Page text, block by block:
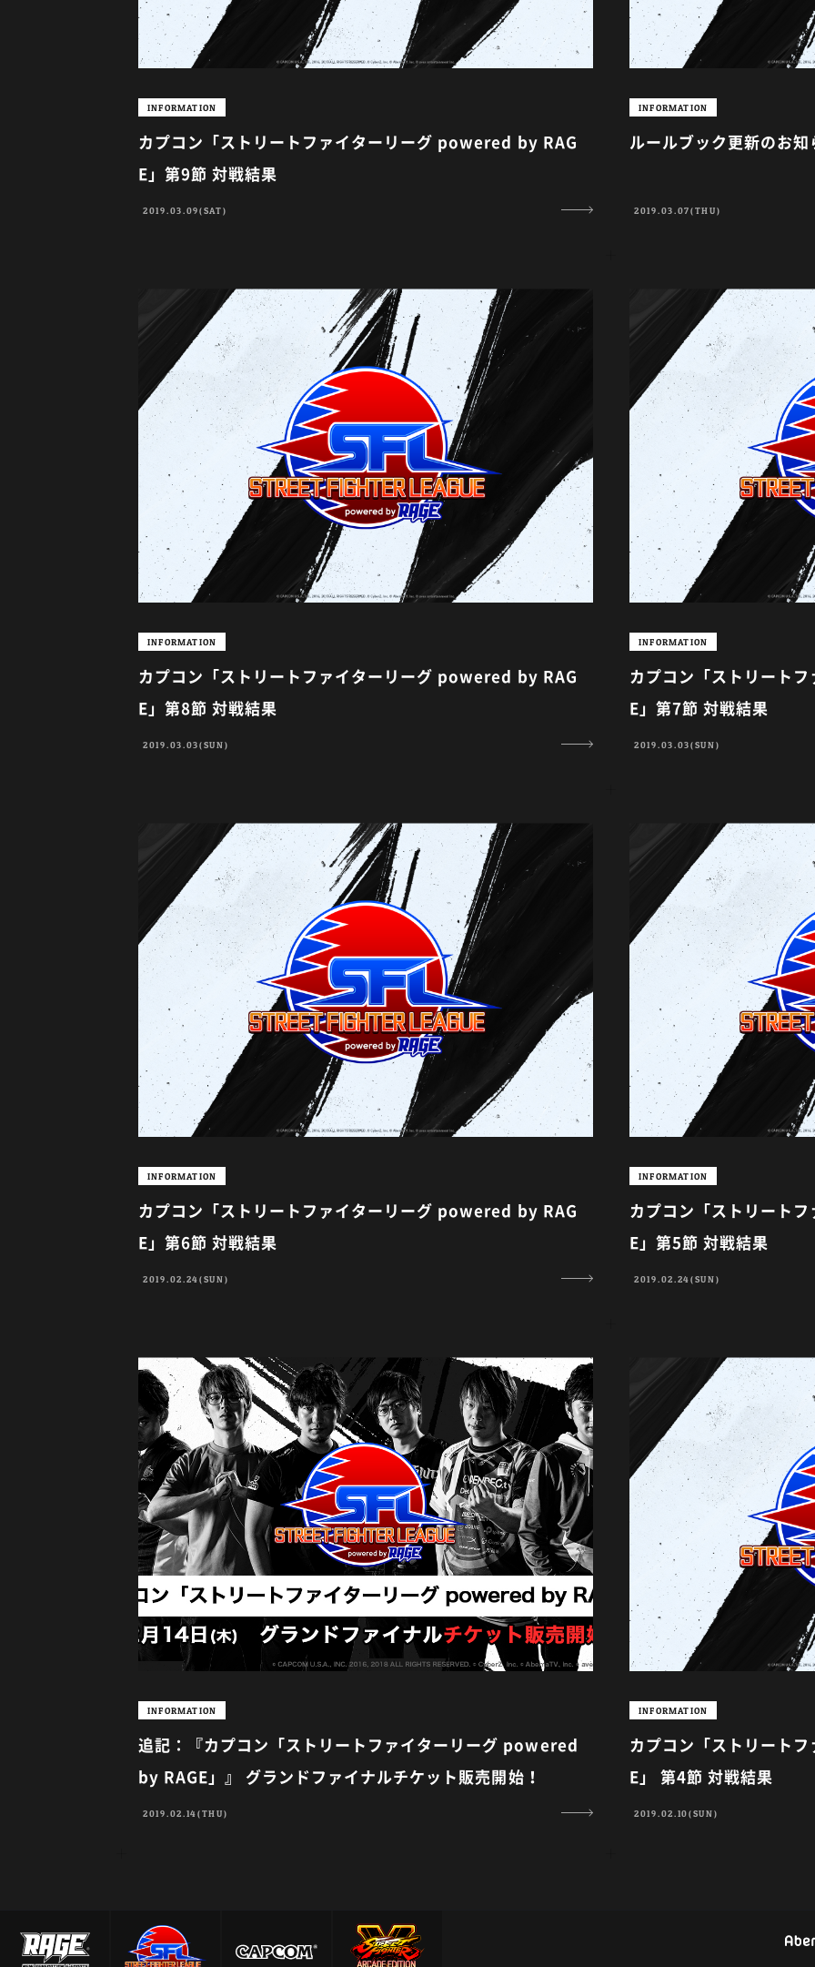
INFORMATION
カプコン「ストリートファイターリーグ powered by RAG
E」第9節 対戦結果
2019.03.09(SAT)
INFORMATION
ルールブック更新のお知
2019.03.07(THU)
INFORMATION
カプコン「ストリートファイターリーグ powered by RAG
E」第8節 対戦結果
2019.03.03(SUN)
INFORMATION
カプコン「ストリート
E」第7節 対戦結果
2019.03.03(SUN)
INFORMATION
カプコン「ストリートファイターリーグ powered by RAG
E」第6節 対戦結果
2019.02.24(SUN)
INFORMATION
カプコン「ストリート
E」第5節 対戦結果
2019.02.24(SUN)
INFORMATION
追記：『カプコン「ストリートファイターリーグ powered
by RAGE」』 グランドファイナルチケット販売開始！
2019.02.14(THU)
INFORMATION
カプコン「ストリート
E」 第4節 対戦結果
2019.02.10(SUN)